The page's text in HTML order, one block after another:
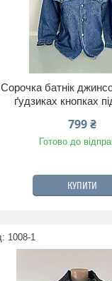
Сорочка батнік
ґудзиках кнопках
799 ₴
Готово до
КУПИТИ
1008-1